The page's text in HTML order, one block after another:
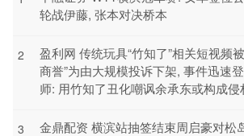
轮战伊藤, 张本对决桥本
2
盈利网 传统玩具“竹知了”相关短视频
商誉”为由大规模投诉下架, 事件迅速
师: 用竹知了丑化嘲讽余承东或构成侵
3
金鼎配资 横滨站抽签结束周启豪对松